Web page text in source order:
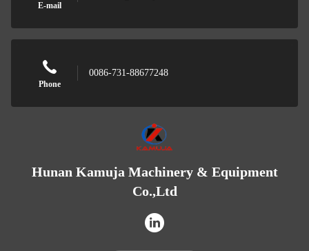
E-mail
Phone
0086-731-88677248
Hunan Kamuja Machinery & Equipment
Co.,Ltd